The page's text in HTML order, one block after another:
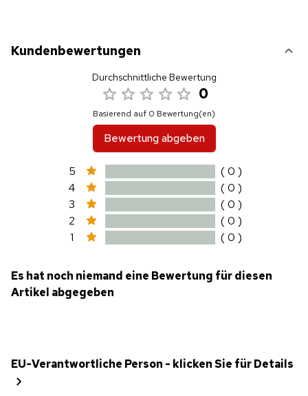
Kundenbewertungen
Durchschnittliche Bewertung
0
Basierend auf 0 Bewertung(en)
Bewertung abgeben
5
( 0 )
4
( 0 )
3
( 0 )
2
( 0 )
1
( 0 )
Es hat noch niemand eine Bewertung für diesen
Artikel abgegeben
EU-Verantwortliche Person - klicken Sie für Details